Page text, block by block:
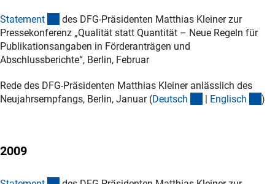
Statement (Download)
des DFG-Präsidenten Matthias Kleiner zur
Pressekonferenz „Qualität statt Quantität – Neue Regeln für
Publikationsangaben in Förderanträgen und
Abschlussberichte“, Berlin, Februar
Rede des DFG-Präsidenten Matthias Kleiner anlässlich des
Neujahrsempfangs, Berlin, Januar (Deutsch (Download)
| Englisch )
2009